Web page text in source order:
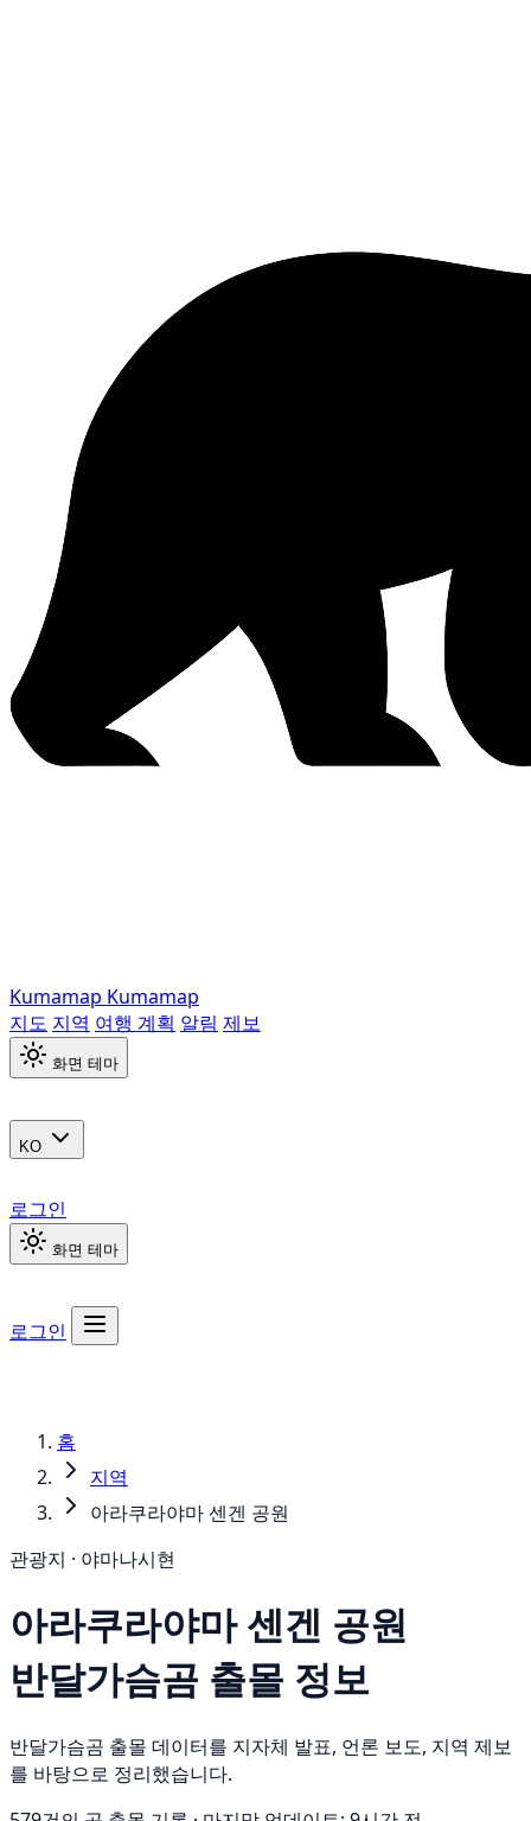
Kumamap Kumamap
지도 지역 여행 계획 알림 제보
화면 테마
KO
로그인
화면 테마
로그인
홈
지역
아라쿠라야마 센겐 공원
관광지 · 야마나시현
아라쿠라야마 센겐 공원
반달가슴곰 출몰 정보
반달가슴곰 출몰 데이터를 지자체 발표, 언론 보도, 지역 제보
를 바탕으로 정리했습니다.